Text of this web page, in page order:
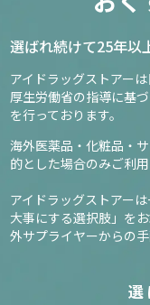
選ばれ続けて25年以
アイドラッグストアー
厚生労働省の指導に基づ
を行っております。
海外医薬品・化粧品・
的とした場合のみご利用
アイドラッグストアー
大事にする選択肢」を
外サプライヤーからの